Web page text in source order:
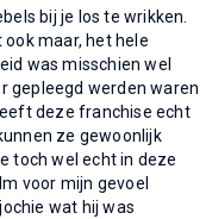
bij je los te wrikken.
ook maar, het hele
was misschien wel
gepleegd werden waren
deze franchise echt
ze gewoonlijk
toch wel echt in deze
voor mijn gevoel
wat hij was